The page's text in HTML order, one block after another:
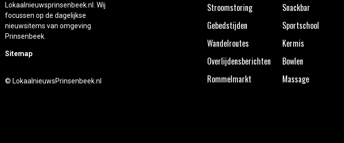
Lokaalnieuwsprinsenbeek.nl. Wij
focussen op de dagelijkse
nieuwsitems van omgeving
Prinsenbeek.
Sitemap
© LokaalnieuwsPrinsenbeek.nl
Stroomstoring
Gebedstijden
Wandelroutes
Overlijdensberichten
Rommelmarkt
Snackbar
Sportschool
Kermis
Bowlen
Massage